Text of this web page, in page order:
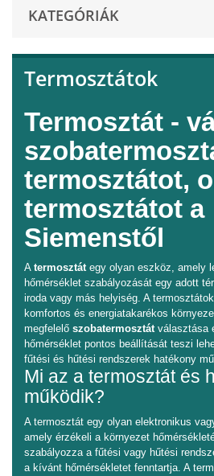
KATEGÓRIÁK
Termosztátok
Termosztát -
termosztátot,
termosztátot a
Siemenstől
A termosztátegy olyan eszköz, amely
hőmérséklet szabályozását egy adott
iroda vagy más helyiség. A
komfortos és energiatakarékos
megfelelő szobatermosztátválasztása
hőmérséklet pontos beállítását teszi
fűtési és hűtési rendszerek hatékony
Mi az a termosztát és
működik?
A termosztát egy olyan elektronikus
amely érzékeli a környezet
szabályozza a fűtési vagy hűtési
a kívánt hőmérsékletet fenntartja. A